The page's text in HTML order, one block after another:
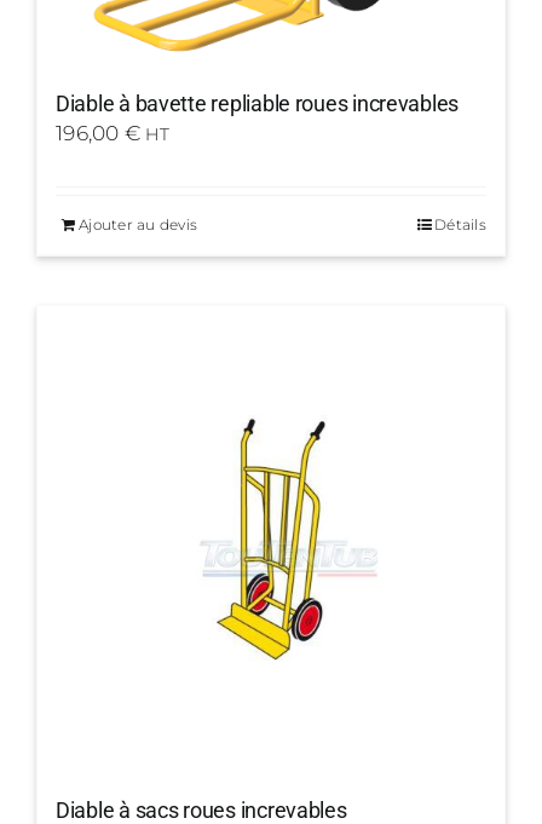
Diable à bavette repliable roues increvables
196,00 € HT
Ajouter au devis Détails
Diable à sacs roues increvables